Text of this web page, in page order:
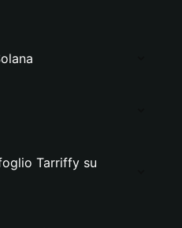
Tarriffy su